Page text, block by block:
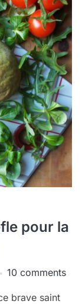
pour la
10 comments
brave saint